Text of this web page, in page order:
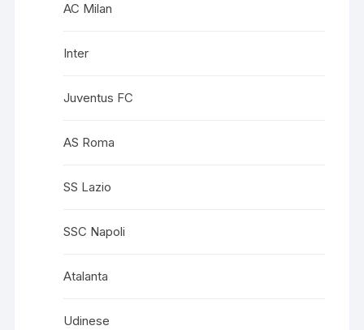
AC Milan
Inter
Juventus FC
AS Roma
SS Lazio
SSC Napoli
Atalanta
Udinese